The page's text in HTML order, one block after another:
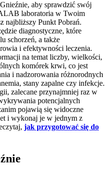
aby sprawdzić swój
laboratoria w Twoim
najbliższy Punkt Pobrań.
diagnostyczne, które
schorzeń, a także
i efektywności leczenia.
na temat liczby, wielkości,
komórek krwi, co jest
i nadzorowania różnorodnych
stany zapalne czy infekcje.
zalecane przynajmniej raz w
potencjalnych
pojawią się widoczne
i wykonaj je w jednym z
jak przygotować się do